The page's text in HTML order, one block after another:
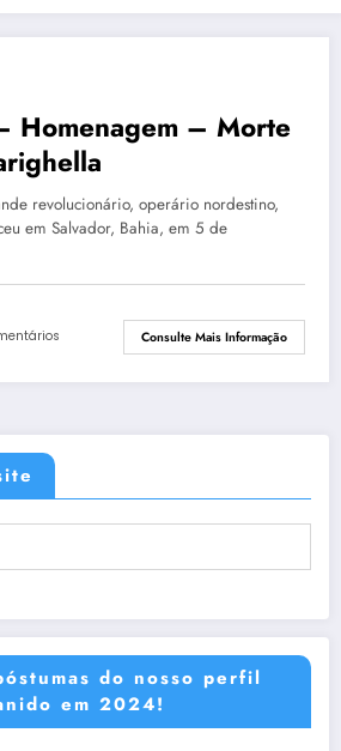
Homenagem – Morte
revolucionário, operário nordestino,
em Salvador, Bahia, em 5 de
Consulte Mais Informação
do nosso perfil
em 2024!